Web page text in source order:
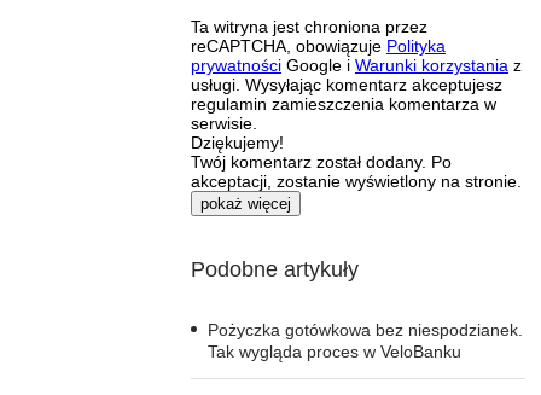
Ta witryna jest chroniona przez
reCAPTCHA, obowiązuje Polityka
prywatności Google i Warunki korzystania z
usługi. Wysyłając komentarz akceptujesz
regulamin zamieszczenia komentarza w
serwisie.
Dziękujemy!
Twój komentarz został dodany. Po
akceptacji, zostanie wyświetlony na stronie.
pokaż więcej
Podobne artykuły
Pożyczka gotówkowa bez niespodzianek.
Tak wygląda proces w VeloBanku